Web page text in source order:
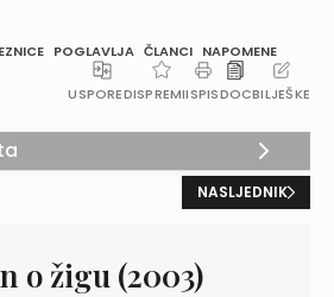
POGLAVLJA ČLANCI NAPOMENE
USPOREDISPREMIISPISDOCBILJEŠKE
NASLJEDNIK
o žigu (2003)